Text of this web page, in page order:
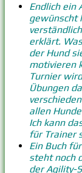
Endlich ein
gewünscht
erklärt.
der Hund
motivieren
Turnier
Übungen
allen
Ich kann
für Trainer
Ein Buch
steht noch
der Agility-